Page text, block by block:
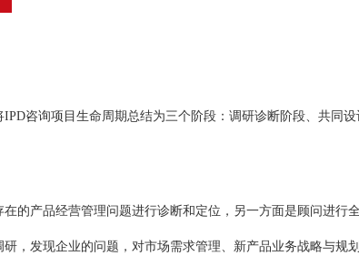
咨询项目生命周期总结为三个阶段：调研诊断阶段、共同
产品经营管理问题进行诊断和定位，另一方面是顾问进行全
发现企业的问题，对市场需求管理、新产品业务战略与规